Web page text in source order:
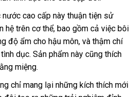
cao cấp này thuận tiện sử
hệ trên cơ thể, bao gồm cả việc bôi
độ ẩm cho hậu môn, và thậm chí
dục. Sản phẩm này cũng thích
miệng.
chỉ mang lại những kích thích mới